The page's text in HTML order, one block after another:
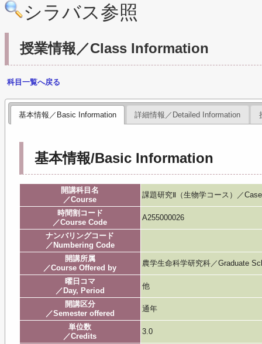
シラバス参照
授業情報／Class Information
科目一覧へ戻る
基本情報／Basic Information 詳細情報／Detailed Information
基本情報/Basic Information
開講科目名
／Course
課題研究Ⅱ（生物学コース）／
時間割コード
／Course Code
A255000026
ナンバリングコード
／Numbering Code
開講所属
／Course Offered by
農学生命科学研究科／Graduate
曜日コマ
／Day, Period
他
開講区分
／Semester offered
通年
単位数
／Credits
3.0